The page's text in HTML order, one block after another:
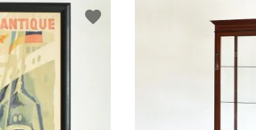
favorite